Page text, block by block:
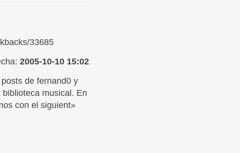
33685
2005-10-10 15:02
de fernand0 y
musical. En
con el siguient»